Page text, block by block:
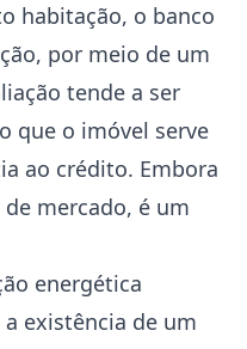
habitação, o banco
por meio de um
tende a ser
que o imóvel serve
ao crédito. Embora
mercado, é um
energética
existência de um